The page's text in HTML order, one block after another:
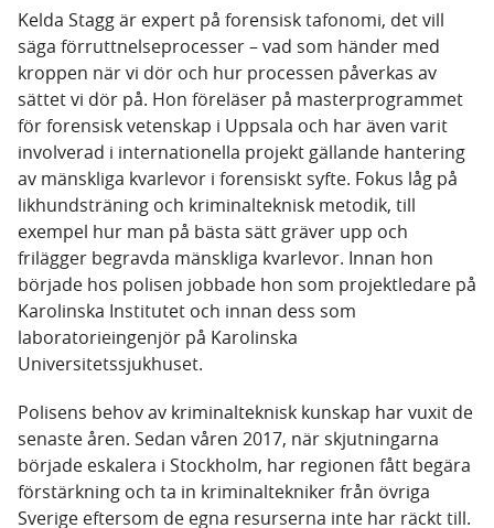
Kelda Stagg är expert på forensisk tafonomi, det vill
säga förruttnelseprocesser – vad som händer med
kroppen när vi dör och hur processen påverkas av
sättet vi dör på. Hon föreläser på masterprogrammet
för forensisk vetenskap i Uppsala och har även varit
involverad i internationella projekt gällande hantering
av mänskliga kvarlevor i forensiskt syfte. Fokus låg på
likhundsträning och kriminalteknisk metodik, till
exempel hur man på bästa sätt gräver upp och
frilägger begravda mänskliga kvarlevor. Innan hon
började hos polisen jobbade hon som projektledare på
Karolinska Institutet och innan dess som
laboratorieingenjör på Karolinska
Universitetssjukhuset.
Polisens behov av kriminalteknisk kunskap har vuxit de
senaste åren. Sedan våren 2017, när skjutningarna
började eskalera i Stockholm, har regionen fått begära
förstärkning och ta in kriminaltekniker från övriga
Sverige eftersom de egna resurserna inte har räckt till.